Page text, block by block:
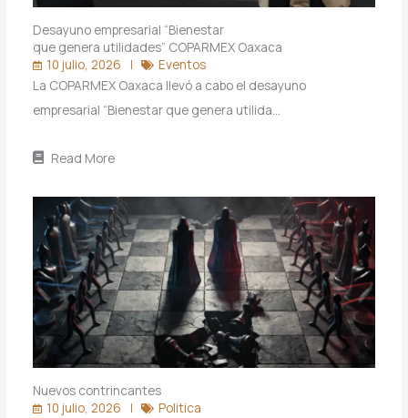
Desayuno empresarial “Bienestar
que genera utilidades” COPARMEX Oaxaca
10 julio, 2026
Eventos
La COPARMEX Oaxaca llevó a cabo el desayuno
empresarial “Bienestar que genera utilida…
Read More
Nuevos contrincantes
10 julio, 2026
Politica